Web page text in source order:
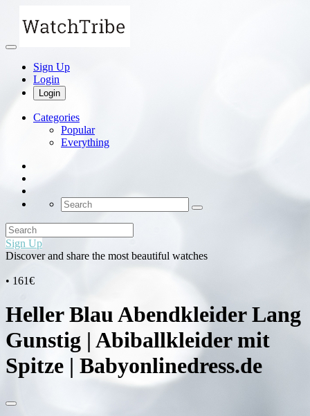
Sign Up
Login
Login
Categories
Popular
Everything
Sign Up
Discover and share the most beautiful watches
• 161€
Heller Blau Abendkleider Lang
Gunstig | Abiballkleider mit
Spitze | Babyonlinedress.de